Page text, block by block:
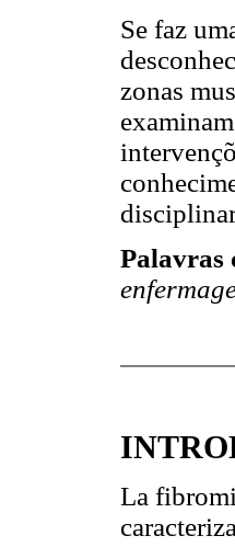
Se faz
zonas
Palavras
La